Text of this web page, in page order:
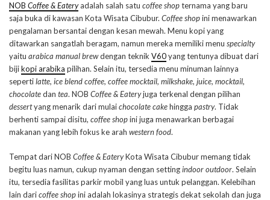
NOB Coffee & Eateryadalah salah satu coffee shopternama yang baru
saja buka di kawasan Kota Wisata Cibubur. Coffee shopini menawarkan
pengalaman bersantai dengan kesan mewah. Menu kopi yang
ditawarkan sangatlah beragam, namun mereka memiliki menu specialty
yaitu arabica manual brewdengan teknik V60yang tentunya dibuat dari
bijikopi arabika pilihan. Selain itu, tersedia menu minuman lainnya
sepertilatte, ice blend coffee, coffee mocktail, milkshake, juice, mocktail,
chocolatedan tea. NOB Coffee & Eateryjuga terkenal dengan pilihan
dessertyang menarik dari mulaichocolate cakehingga pastry. Tidak
berhenti sampai disitu, coffee shopini juga menawarkan berbagai
makanan yang lebih fokus ke arah western food.
Tempat dari NOB Coffee & EateryKota Wisata Cibubur memang tidak
begitu luas namun, cukup nyaman dengan settingindoor outdoor. Selain
itu, tersedia fasilitas parkir mobil yang luas untuk pelanggan. Kelebihan
lain daricoffee shopini adalah lokasinya strategis dekat sekolah dan juga